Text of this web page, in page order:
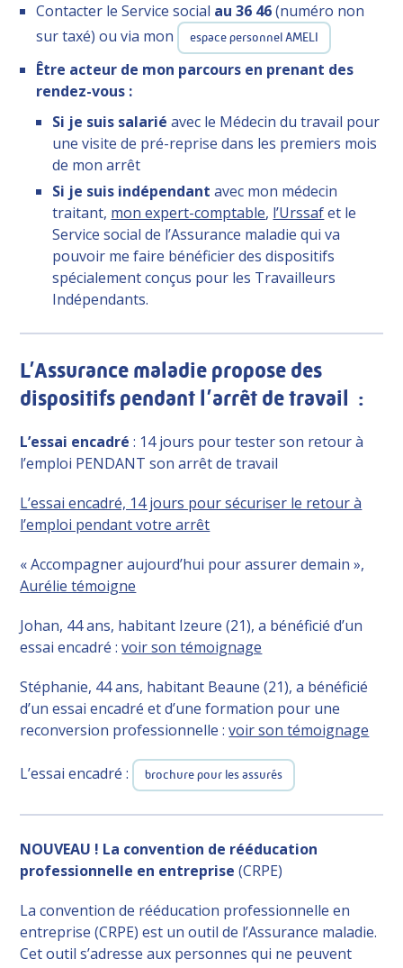
Contacter le Service social au 36 46(numéro non
sur taxé) ou via mon
espace personnel AMELI
Être acteur de mon parcours en prenant des
rendez-vous :
Si je suis salarié avec le Médecin du travail pour
une visite de pré-reprise dans les premiers mois
de mon arrêt
Si je suis indépendant avec mon médecin
traitant, mon expert-comptable, l’Urssafet le
Service social de l’Assurance maladie qui va
pouvoir me faire bénéficier des dispositifs
spécialement conçus pour les Travailleurs
Indépendants.
L’Assurance maladie propose des
dispositifs pendant l’arrêt de travail :
L’essai encadré : 14 jours pour tester son retour à
l’emploi PENDANT son arrêt de travail
L’essai encadré, 14 jours pour sécuriser le retour à
l’emploi pendant votre arrêt
« Accompagner aujourd’hui pour assurer demain »,
Aurélie témoigne
Johan, 44 ans, habitant Izeure (21), a bénéficié d’un
essai encadré :voir son témoignage
Stéphanie, 44 ans, habitant Beaune (21), a bénéficié
d’un essai encadré et d’une formation pour une
reconversion professionnelle :voir son témoignage
L’essai encadré : brochure pour les assurés
NOUVEAU ! La convention de rééducation
professionnelle en entreprise (CRPE)
La convention de rééducation professionnelle en
entreprise (CRPE) est un outil de l’Assurance maladie.
Cet outil s’adresse aux personnes qui ne peuvent